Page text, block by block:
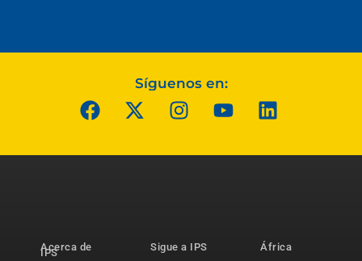
Síguenos en:
Acerca de
IPS
Sigue a IPS
África